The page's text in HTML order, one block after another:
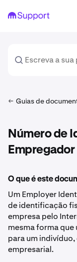
Guias de
Número de
Empregador
O que é este
Um Employer
de identificação
empresa pelo
mesma forma
para um
empresarial.